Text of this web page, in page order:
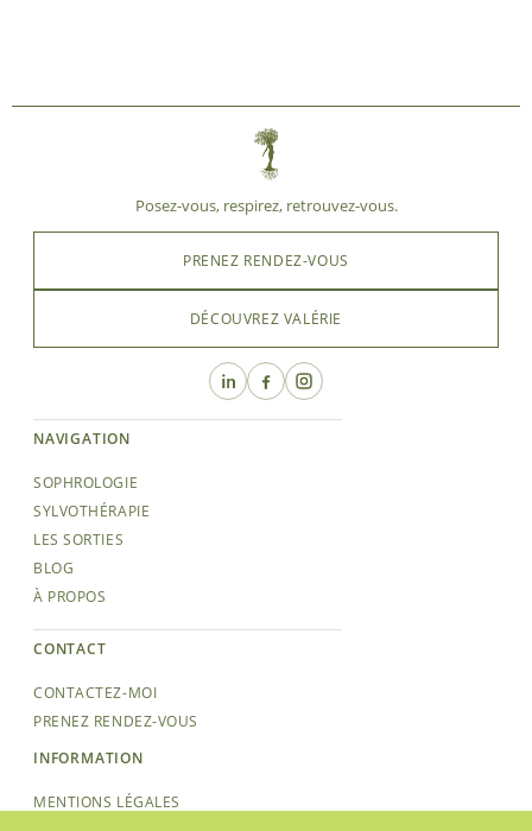
Posez-vous, respirez, retrouvez-vous.
PRENEZ RENDEZ-VOUS
DÉCOUVREZ VALÉRIE
NAVIGATION
SOPHROLOGIE
SYLVOTHÉRAPIE
LES SORTIES
BLOG
À PROPOS
CONTACT
CONTACTEZ-MOI
PRENEZ RENDEZ-VOUS
INFORMATION
MENTIONS LÉGALES